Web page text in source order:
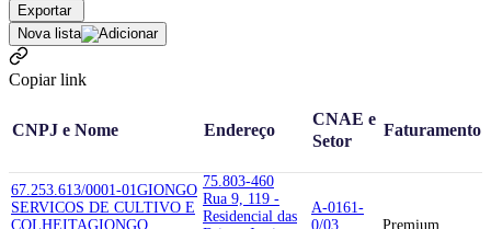
Exportar
Nova lista
Copiar link
CNPJ e Nome Endereço
CNAE e
Setor
Faturamento
67.253.613/0001-01 GIONGO
SERVICOS DE CULTIVO E
COLHEITAGIONGO
75.803-460
Rua 9, 119 -
Residencial das
A-0161-
0/03
Premium